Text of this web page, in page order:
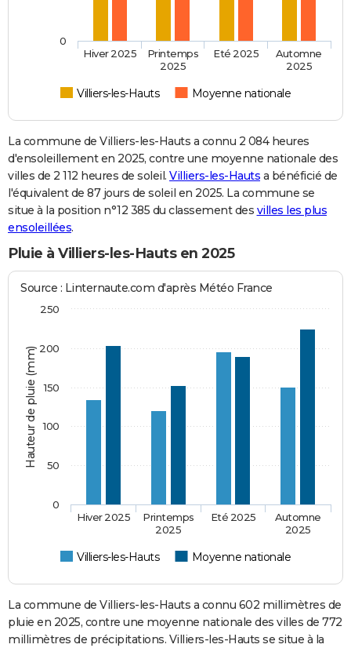
Villiers-les-Hauts Moyenne nationale
Hiver 2025
Printemps
2025
Eté 2025
Automne
2025
0
La commune de Villiers-les-Hauts a connu 2 084 heures
d'ensoleillement en 2025, contre une moyenne nationale des
villes de 2 112 heures de soleil. Villiers-les-Hauts a bénéficié de
l'équivalent de 87 jours de soleil en 2025. La commune se
situe à la position n°12 385 du classement des villes les plus
ensoleillées.
Pluie à Villiers-les-Hauts en 2025
Hauteur de pluie (mm)
Source : Linternaute.com d'après Météo France
Villiers-les-Hauts Moyenne nationale
Hiver 2025
Printemps
2025
Eté 2025
Automne
2025
0
50
100
150
200
250
La commune de Villiers-les-Hauts a connu 602 millimètres de
pluie en 2025, contre une moyenne nationale des villes de 772
millimètres de précipitations. Villiers-les-Hauts se situe à la